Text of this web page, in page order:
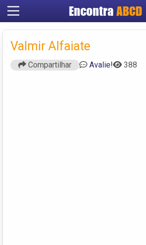
EncontraABCD
Cadastrar
Valmir Alfaiate
Compartilhar Avalie! 388